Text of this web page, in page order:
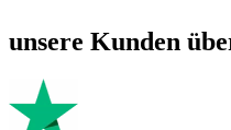
unsere Kunden